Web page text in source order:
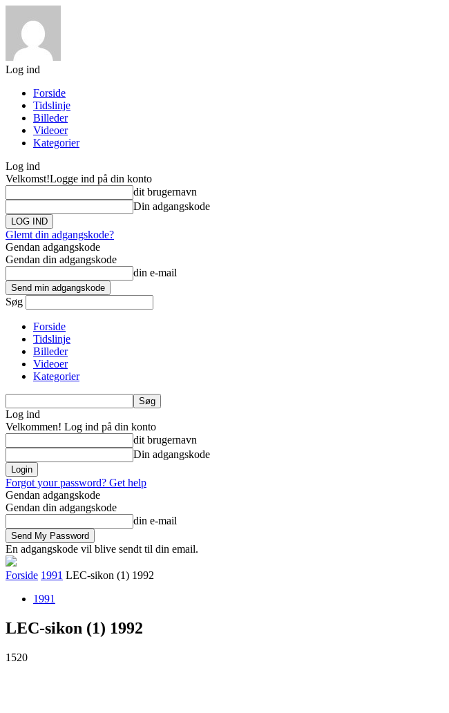
Log ind
Forside
Tidslinje
Billeder
Videoer
Kategorier
Log ind
Velkomst!Logge ind på din konto
dit brugernavn
Din adgangskode
Glemt din adgangskode?
Gendan adgangskode
Gendan din adgangskode
din e-mail
Søg
Forside
Tidslinje
Billeder
Videoer
Kategorier
Log ind
Velkommen! Log ind på din konto
dit brugernavn
Din adgangskode
Forgot your password? Get help
Gendan adgangskode
Gendan din adgangskode
din e-mail
En adgangskode vil blive sendt til din email.
Forside 1991 LEC-sikon (1) 1992
1991
LEC-sikon (1) 1992
1520